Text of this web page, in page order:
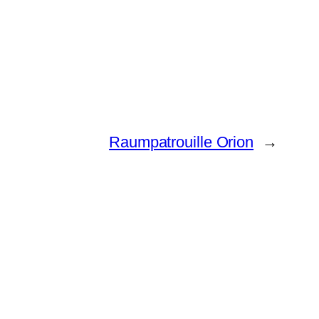
Raumpatrouille Orion →